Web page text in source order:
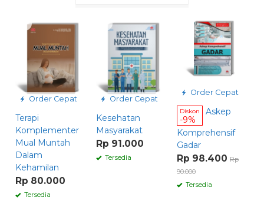
Order Cepat
Terapi
Komplementer
Mual Muntah
Dalam
Kehamilan
Rp 80.000
Tersedia
Order Cepat
Kesehatan
Masyarakat
Rp 91.000
Tersedia
Order Cepat
Diskon
-9%
Askep
Komprehensif
Gadar
Rp 98.400 Rp
90.000
Tersedia